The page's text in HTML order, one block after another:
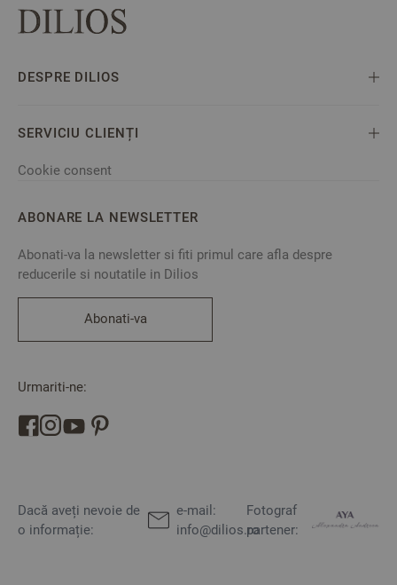
DESPRE DILIOS
SERVICIU CLIENȚI
Cookie consent
ABONARE LA NEWSLETTER
Abonati-va la newsletter si fiti primul care afla despre
reducerile si noutatile in Dilios
Abonati-va
Urmariti-ne:
Dacă aveți nevoie de
o informație:
e-mail:
info@dilios.ro
Fotograf
partener: